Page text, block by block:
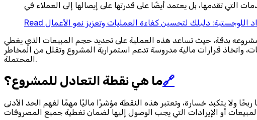
التي تقدمها، بل يعتمد أيضًا على قدرتها على إيصالها إلى العملاء في
Read اللوجستية: دليلك لتحسين كفاءة العمليات وتعزيز نمو الأعمال
بدقة، حيث تساعد هذه العملية على تحديد حجم المبيعات الذي يغطي
واتخاذ قرارات مالية مدروسة تدعم استمرارية المشروع وتقلل من المخاطر
المحتملة.
ما هي نقطة التعادل للمشروع؟🔗
ولا يتكبد خسارة، وتعتبر هذه النقطة مؤشرًا ماليًا مهمًا لفهم الحد الأدنى